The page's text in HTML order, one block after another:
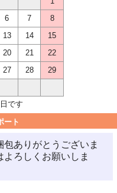
6 7
8
13 14
15
20 21
22
27 28
29
です
ート
ありがとうございま
ろしくお願いしま